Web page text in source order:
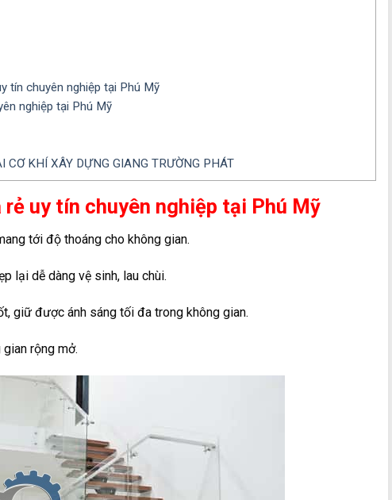
tín chuyên nghiệp tại Phú Mỹ
nghiệp tại Phú Mỹ
KHÍ XÂY DỰNG GIANG TRƯỜNG PHÁT
uy tín chuyên nghiệp tại Phú Mỹ
tới độ thoáng cho không gian.
lại dễ dàng vệ sinh, lau chùi.
giữ được ánh sáng tối đa trong không gian.
rộng mở.